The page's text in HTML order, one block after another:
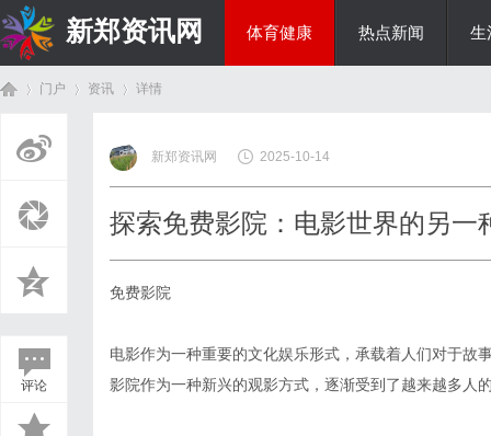
新郑资讯网 体育健康 热点新闻 生
门户 资讯
›
详情
评论
新郑资讯网 2025-10-14
探索免费影院：电影世界的另一
免费影院
电影作为一种重要的文化娱乐形式，承载着人们对于故
影院作为一种新兴的观影方式，逐渐受到了越来越多人